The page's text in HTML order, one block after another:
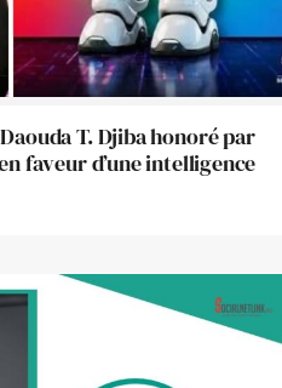
T. Djiba honoré par
faveur d’une intelligence